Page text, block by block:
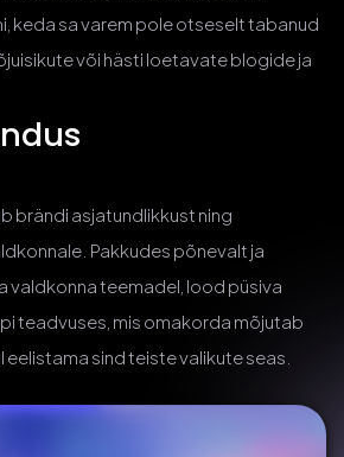
keda sa varem pole otseselt tabanud
või hästi loetavate blogide ja
brändi asjatundlikkust ning
Pakkudes põnevalt ja
valdkonna teemadel, lood püsiva
teadvuses, mis omakorda mõjutab
eelistama sind teiste valikute seas.